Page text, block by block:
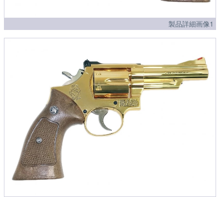
製品詳細画像1